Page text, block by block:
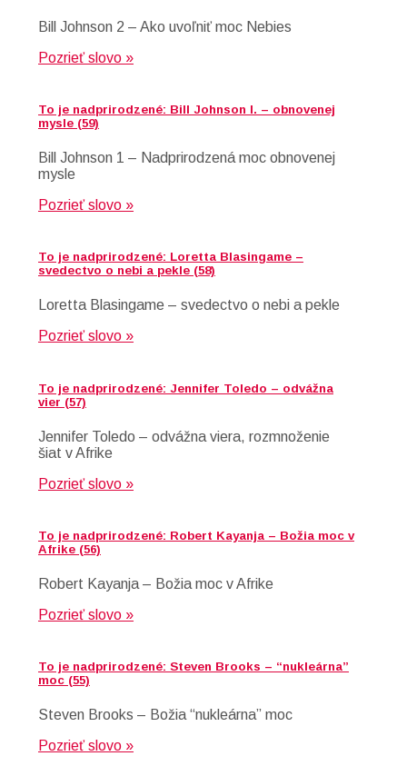
Bill Johnson 2 – Ako uvoľniť moc Nebies
Pozrieť slovo »
To je nadprirodzené: Bill Johnson I. – obnovenej
mysle (59)
Bill Johnson 1 – Nadprirodzená moc obnovenej
mysle
Pozrieť slovo »
To je nadprirodzené: Loretta Blasingame –
svedectvo o nebi a pekle (58)
Loretta Blasingame – svedectvo o nebi a pekle
Pozrieť slovo »
To je nadprirodzené: Jennifer Toledo – odvážna
vier (57)
Jennifer Toledo – odvážna viera, rozmnoženie
šiat v Afrike
Pozrieť slovo »
To je nadprirodzené: Robert Kayanja – Božia moc v
Afrike (56)
Robert Kayanja – Božia moc v Afrike
Pozrieť slovo »
To je nadprirodzené: Steven Brooks – “nukleárna”
moc (55)
Steven Brooks – Božia “nukleárna” moc
Pozrieť slovo »